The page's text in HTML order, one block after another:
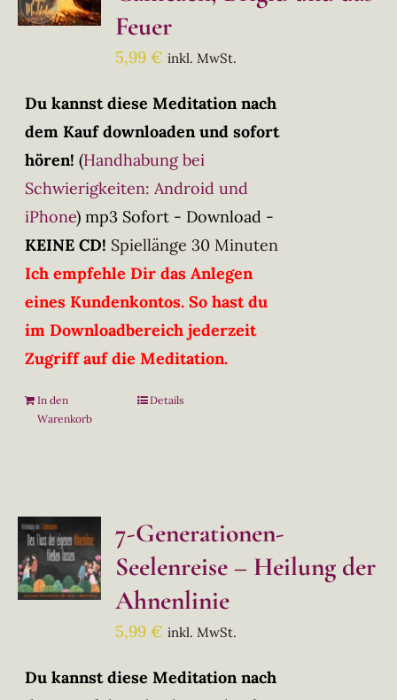
Feuer
5,99€ inkl. MwSt.
Du kannst diese Meditation nach
dem Kauf downloaden und sofort
hören! (Handhabung bei
Schwierigkeiten: Android und
iPhone) mp3 Sofort - Download -
KEINE CD! Spiellänge 30 Minuten
Ich empfehle Dir das Anlegen
eines Kundenkontos. So hast du
im Downloadbereich jederzeit
Zugriff auf die Meditation.
In den
Warenkorb
Details
7-Generationen-
Seelenreise – Heilung der
Ahnenlinie
5,99€ inkl. MwSt.
Du kannst diese Meditation nach